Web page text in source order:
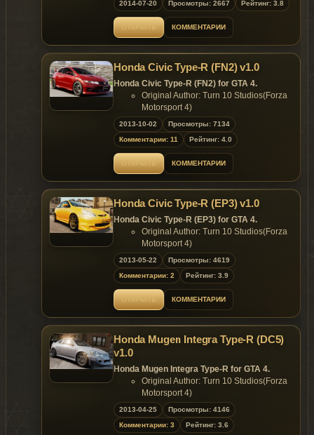
- HQ Exterior and MQ Interior;
- Support paintjobs;
- 1 paintjob;
- Template included;
- color2 rims.
Replaces: any car
2014-07-20 Просмотры: 2667 Рейтинг: 3.8
ОТКРЫТЬ КОММЕНТАРИИ
Honda Civic Type-R (FN2) v1.0
Honda Civic Type-R (FN2) for GTA 4.
Original Author: Turn 10 Studios(Forza
Motorsport 4)
Converted to GTA4 by: y97y
Data Setting by: y97y
Features:
HQ Exterior and MQ Interior;
Support Paintjob;
template include;
- color 1:body;
- color 2:rim;
- .wft 3.43mb;
- .wtd 1.55mb.
Replaces: any car
2013-10-02
Просмотры: 7134
Комментарии: 11
Рейтинг: 4.0
ОТКРЫТЬ КОММЕНТАРИИ
Honda Civic Type-R (EP3) v1.0
Honda Civic Type-R (EP3) for GTA 4.
Original Author: Turn 10 Studios(Forza
Motorsport 4)
Converted to GTA4 by: y97y
Data Setting by: y97y
Features of model:
HQ Exterior and HQ Interior;
Support paintjob;
Template include;
color1: body;
color2: rims;
Replaces: any car
2013-05-22
Просмотры: 4619
Комментарии: 2
Рейтинг: 3.9
ОТКРЫТЬ КОММЕНТАРИИ
Honda Mugen Integra Type-R (DC5)
v1.0
Honda Mugen Integra Type-R for GTA 4.
Original Author: Turn 10 Studios(Forza
Motorsport 4)
Converted to GTA4 by: y97y
Data Setting by: y97y
Features of model:
2013-04-25
Просмотры: 4146
Комментарии: 3
Рейтинг: 3.6